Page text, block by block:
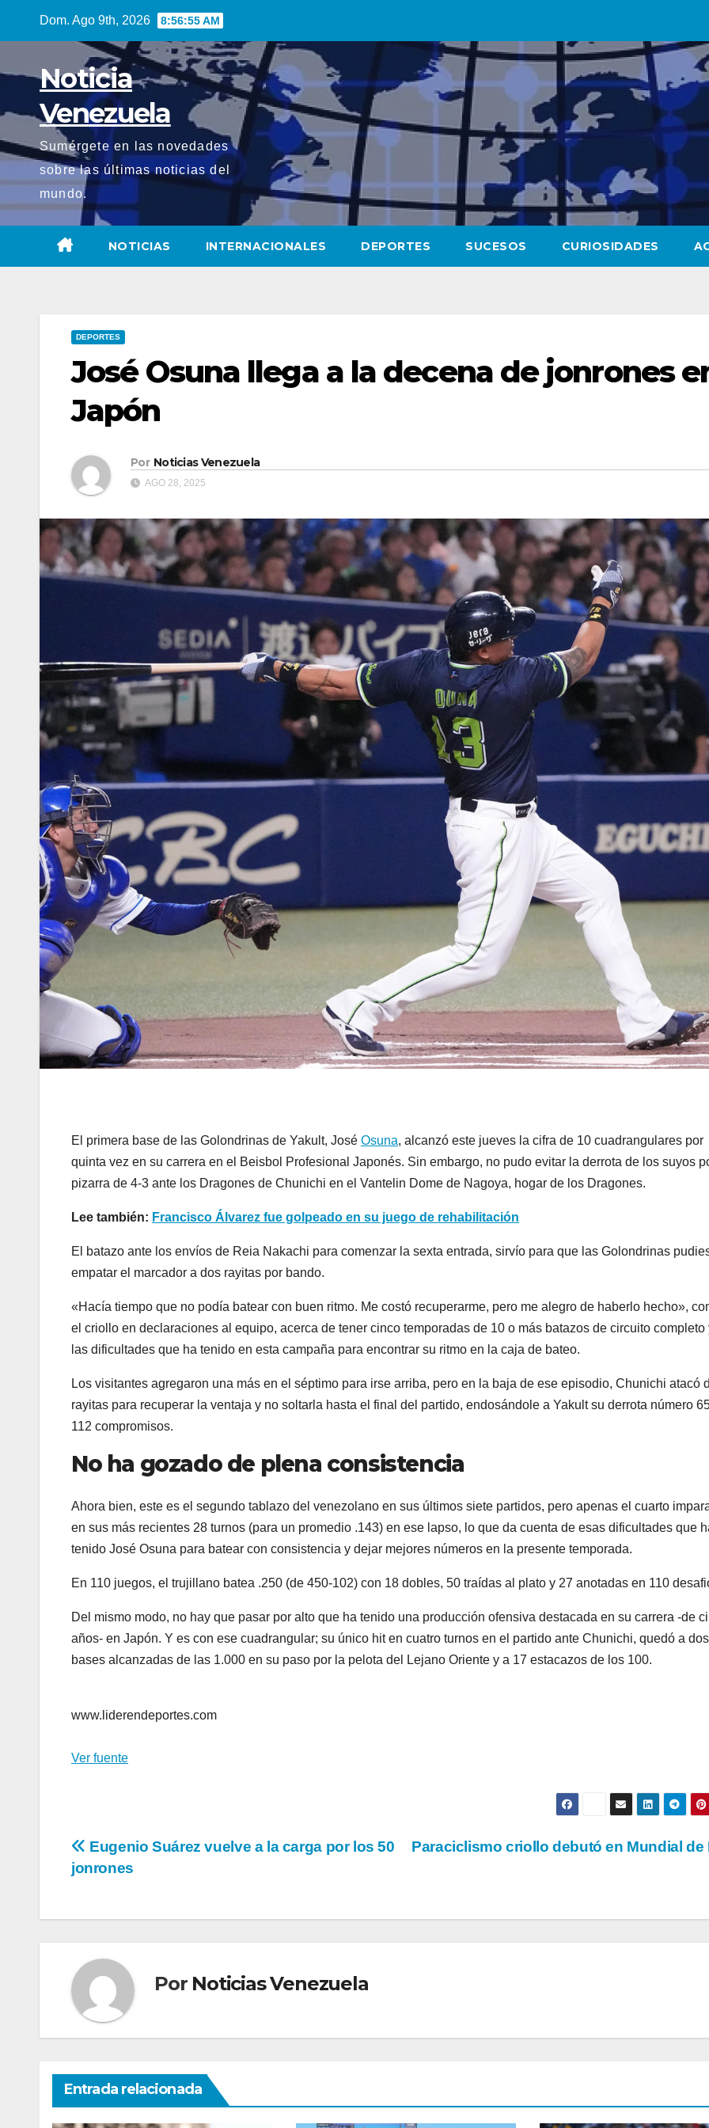
Dom. Ago 9th, 2026 8:56:56 AM
Noticia
Venezuela
Sumérgete en las novedades
sobre las últimas noticias del
mundo.
NOTICIAS INTERNACIONALES DEPORTES SUCESOS CURIOSIDADES
DEPORTES
José Osuna llega a la decena de jonrones
Japón
Por Noticias Venezuela
AGO 28, 2025
El primera base de las Golondrinas de Yakult, José Osuna, alcanzó este jueves la cifra de 10 cuadrangulares por
quinta vez en su carrera en el Beisbol Profesional Japonés. Sin embargo, no pudo evitar la derrota de los suyos
pizarra de 4-3 ante los Dragones de Chunichi en el Vantelin Dome de Nagoya, hogar de los Dragones.
Lee también: Francisco Álvarez fue golpeado en su juego de rehabilitación
El batazo ante los envíos de Reia Nakachi para comenzar la sexta entrada, sirvío para que las Golondrinas
empatar el marcador a dos rayitas por bando.
«Hacía tiempo que no podía batear con buen ritmo. Me costó recuperarme, pero me alegro de haberlo hecho»,
el criollo en declaraciones al equipo, acerca de tener cinco temporadas de 10 o más batazos de circuito completo
las dificultades que ha tenido en esta campaña para encontrar su ritmo en la caja de bateo.
Los visitantes agregaron una más en el séptimo para irse arriba, pero en la baja de ese episodio, Chunichi atacó
rayitas para recuperar la ventaja y no soltarla hasta el final del partido, endosándole a Yakult su derrota número
112 compromisos.
No ha gozado de plena consistencia
Ahora bien, este es el segundo tablazo del venezolano en sus últimos siete partidos, pero apenas el cuarto
en sus más recientes 28 turnos (para un promedio .143) en ese lapso, lo que da cuenta de esas dificultades que
tenido José Osuna para batear con consistencia y dejar mejores números en la presente temporada.
En 110 juegos, el trujillano batea .250 (de 450-102) con 18 dobles, 50 traídas al plato y 27 anotadas en 110
Del mismo modo, no hay que pasar por alto que ha tenido una producción ofensiva destacada en su carrera -de
años- en Japón. Y es con ese cuadrangular; su único hit en cuatro turnos en el partido ante Chunichi, quedó a dos
bases alcanzadas de las 1.000 en su paso por la pelota del Lejano Oriente y a 17 estacazos de los 100.
www.liderendeportes.com
Ver fuente
Navegación
de
entradas
Paraciclismo criollo debutó en Mundial de
Eugenio Suárez vuelve a la carga por los 50
jonrones
Por Noticias Venezuela
Entrada relacionada